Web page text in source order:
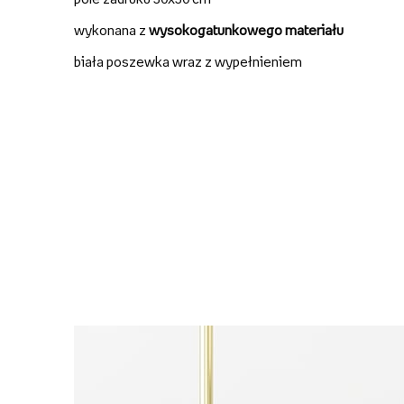
wykonana z wysokogatunkowego materiału
biała poszewka wraz z wypełnieniem